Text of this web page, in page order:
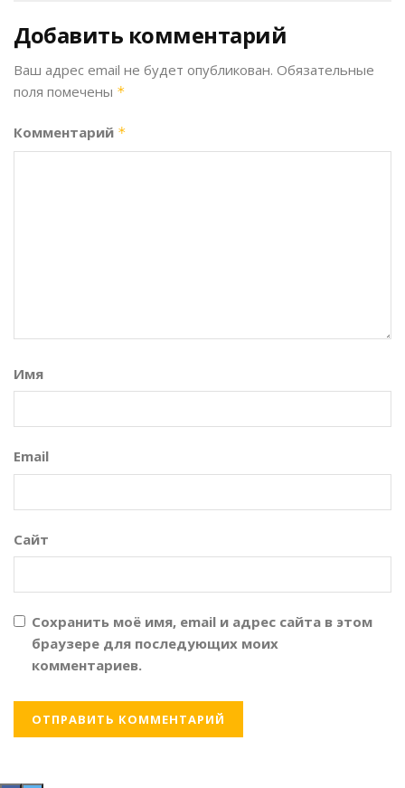
Добавить комментарий
Ваш адрес email не будет опубликован. Обязательные
поля помечены *
Комментарий *
Имя
Email
Сайт
Сохранить моё имя, email и адрес сайта в этом
браузере для последующих моих
комментариев.